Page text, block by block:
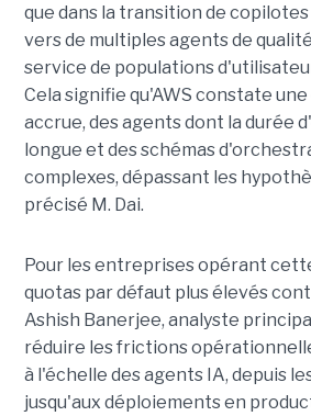
que dans la transition de
vers de multiples agents de
service de populations
Cela signifie qu'AWS constate
accrue, des agents dont la durée
longue et des schémas
complexes, dépassant les
précisé M. Dai.
Pour les entreprises opérant
quotas par défaut plus élevés
Ashish Banerjee, analyste
réduire les frictions
à l'échelle des agents IA, depuis
jusqu'aux déploiements en